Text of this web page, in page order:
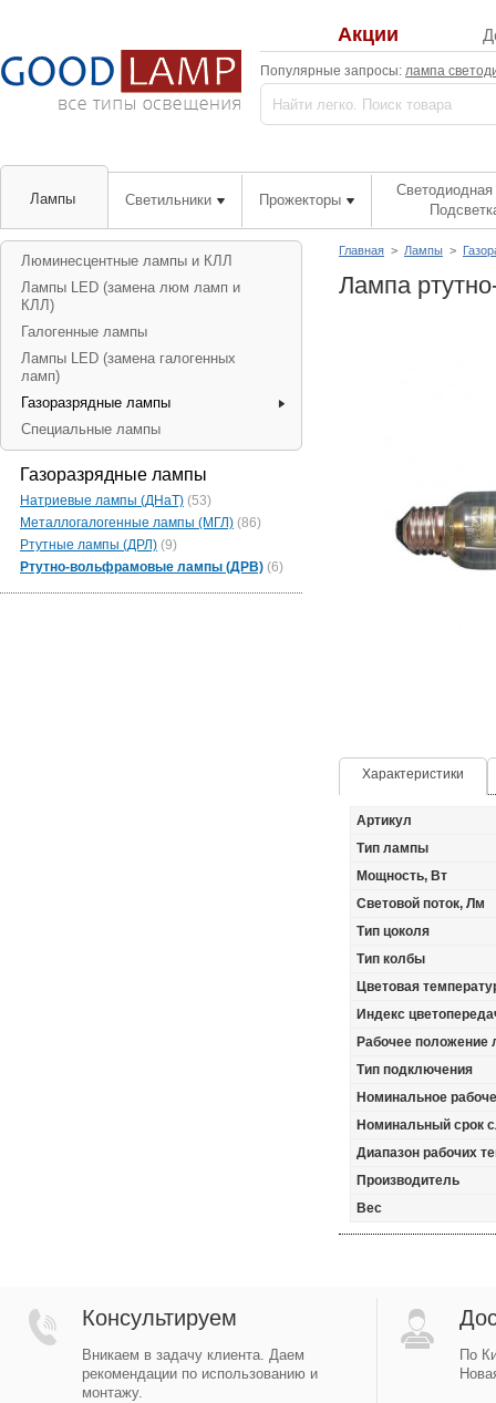
Акции
Популярные запросы: лампа
Лампы Светильники Прожекторы
Светодиодная
Главная > Лампы >
Лампа
Характеристики
Артикул
Тип лампы
Мощность, Вт
Световой поток, Лм
Тип цоколя
Тип колбы
Цветовая
Индекс
Рабочее положение
Тип подключения
Номинальное
Номинальный срок
Диапазон рабочих
Производитель
Вес
Люминесцентные лампы и КЛЛ
Лампы LED (замена люм ламп и
КЛЛ)
Галогенные лампы
Лампы LED (замена галогенных
ламп)
Газоразрядные лампы
Специальные лампы
Газоразрядные лампы
Натриевые лампы (ДНаТ) (53)
Металлогалогенные лампы (МГЛ) (86)
Ртутные лампы (ДРЛ) (9)
Ртутно-вольфрамовые лампы (ДРВ) (6)
Консультируем
Вникаем в задачу клиента. Даем
рекомендации по использованию и
монтажу.
По